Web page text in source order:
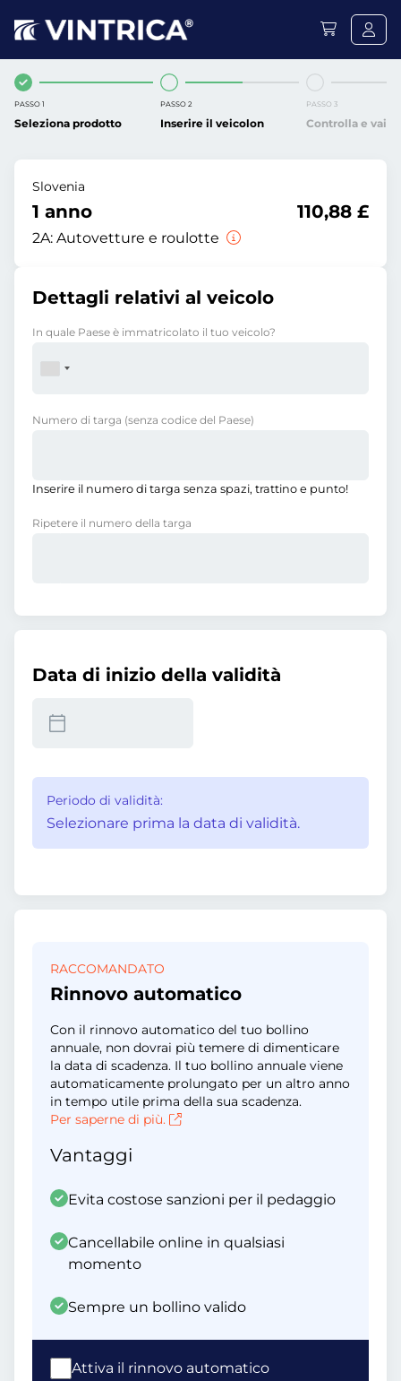
PASSO 1
Seleziona prodotto
PASSO 2
Inserire il veicolon
PASSO 3
Controlla e vai
Slovenia
1 anno
2A: Autovetture e roulotte
110,88 £
Dettagli relativi al veicolo
In quale Paese è immatricolato il tuo veicolo?
Numero di targa (senza codice del Paese)
Inserire il numero di targa senza spazi, trattino e punto!
Ripetere il numero della targa
Data di inizio della validità
Periodo di validità:
Selezionare prima la data di validità.
RACCOMANDATO
Rinnovo automatico
Con il rinnovo automatico del tuo bollino
annuale, non dovrai più temere di dimenticare
la data di scadenza. Il tuo bollino annuale viene
automaticamente prolungato per un altro anno
in tempo utile prima della sua scadenza.
Per saperne di più.
Vantaggi
Evita costose sanzioni per il pedaggio
Cancellabile online in qualsiasi
momento
Sempre un bollino valido
Attiva il rinnovo automatico